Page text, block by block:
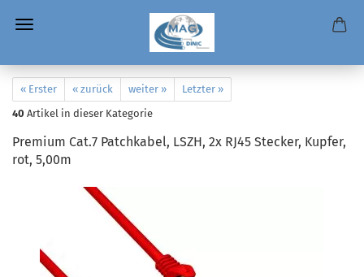
« Erster « zurück weiter »
Letzter »
40 Artikel in dieser Kategorie
Premium Cat.7 Patchkabel, LSZH, 2x RJ45 Stecker, Kupfer,
rot, 5,00m